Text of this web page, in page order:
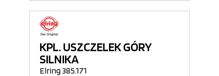
KPL. USZCZELEK GÓRY
SILNIKA
Elring 385.171